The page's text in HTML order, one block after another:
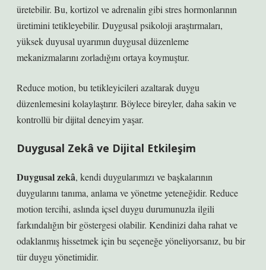
üretebilir. Bu, kortizol ve adrenalin gibi stres hormonlarının
üretimini tetikleyebilir. Duygusal psikoloji araştırmaları,
yüksek duyusal uyarımın duygusal düzenleme
mekanizmalarını zorladığını ortaya koymuştur.
Reduce motion, bu tetikleyicileri azaltarak duygu
düzenlemesini kolaylaştırır. Böylece bireyler, daha sakin ve
kontrollü bir dijital deneyim yaşar.
Duygusal Zekâ ve Dijital Etkileşim
Duygusal zekâ, kendi duygularımızı ve başkalarının
duygularını tanıma, anlama ve yönetme yeteneğidir. Reduce
motion tercihi, aslında içsel duygu durumunuzla ilgili
farkındalığın bir göstergesi olabilir. Kendinizi daha rahat ve
odaklanmış hissetmek için bu seçeneğe yöneliyorsanız, bu bir
tür duygu yönetimidir.